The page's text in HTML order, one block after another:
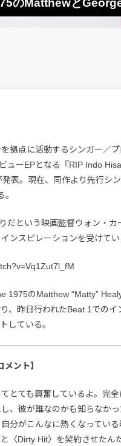
のMatthewと
拠点に活動するシンガー／
ューEPとなる『RIP Indo
表。現在、同作より先行シ
だという映画監督ウォン・カ
ンスピレーションを受けてい
1975のMatthew “Matty”
、昨日行われたBeat 1でのイ
している。
ント】
とても興奮しているよ。完
、彼が誰なのかも知らなか
分がこんなに熱くなってい
〈Dirty Hit〉を契約させたん